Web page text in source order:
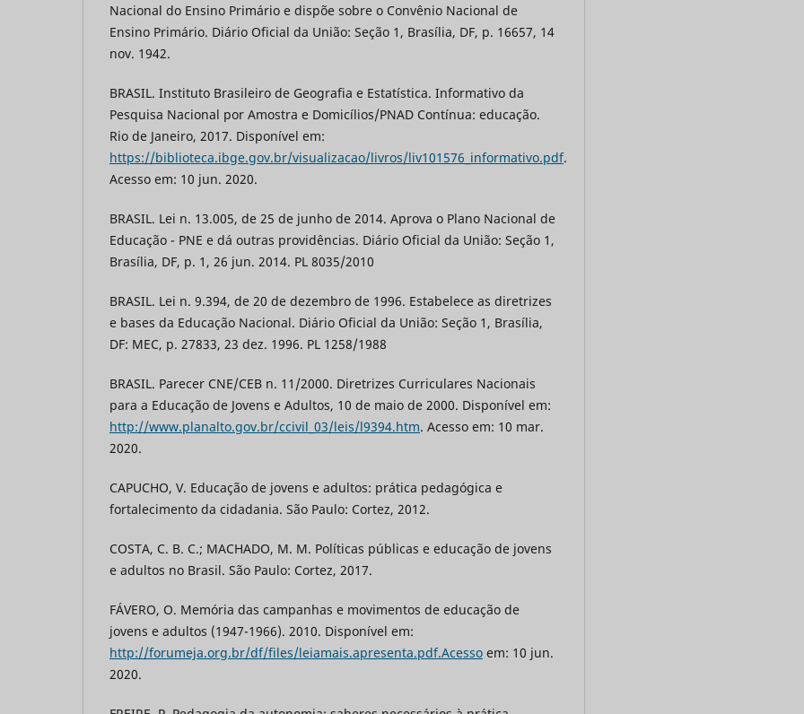
Nacional do Ensino Primário e dispõe sobre o Convênio Nacional de
Ensino Primário. Diário Oficial da União: Seção 1, Brasília, DF, p. 16657, 14
nov. 1942.
BRASIL. Instituto Brasileiro de Geografia e Estatística. Informativo da
Pesquisa Nacional por Amostra e Domicílios/PNAD Contínua: educação.
Rio de Janeiro, 2017. Disponível em:
https://biblioteca.ibge.gov.br/visualizacao/livros/liv101576_informativo.pdf.
Acesso em: 10 jun. 2020.
BRASIL. Lei n. 13.005, de 25 de junho de 2014. Aprova o Plano Nacional de
Educação - PNE e dá outras providências. Diário Oficial da União: Seção 1,
Brasília, DF, p. 1, 26 jun. 2014. PL 8035/2010
BRASIL. Lei n. 9.394, de 20 de dezembro de 1996. Estabelece as diretrizes
e bases da Educação Nacional. Diário Oficial da União: Seção 1, Brasília,
DF: MEC, p. 27833, 23 dez. 1996. PL 1258/1988
BRASIL. Parecer CNE/CEB n. 11/2000. Diretrizes Curriculares Nacionais
para a Educação de Jovens e Adultos, 10 de maio de 2000. Disponível em:
http://www.planalto.gov.br/ccivil_03/leis/l9394.htm. Acesso em: 10 mar.
2020.
CAPUCHO, V. Educação de jovens e adultos: prática pedagógica e
fortalecimento da cidadania. São Paulo: Cortez, 2012.
COSTA, C. B. C.; MACHADO, M. M. Políticas públicas e educação de jovens
e adultos no Brasil. São Paulo: Cortez, 2017.
FÁVERO, O. Memória das campanhas e movimentos de educação de
jovens e adultos (1947-1966). 2010. Disponível em:
http://forumeja.org.br/df/files/leiamais.apresenta.pdf.Acesso em: 10 jun.
2020.